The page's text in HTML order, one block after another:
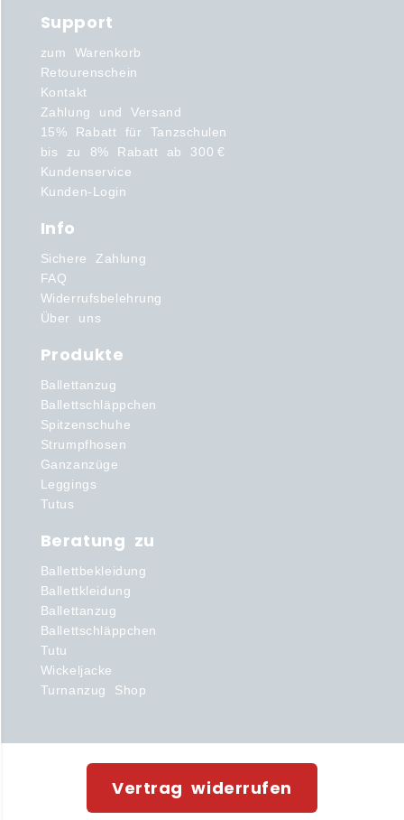
Support
zum Warenkorb
Retourenschein
Kontakt
Zahlung und Versand
15% Rabatt für Tanzschulen
bis zu 8% Rabatt ab 300 €
Kundenservice
Kunden-Login
Info
Sichere Zahlung
FAQ
Widerrufsbelehrung
Über uns
Produkte
Ballettanzug
Ballettschläppchen
Spitzenschuhe
Strumpfhosen
Ganzanzüge
Leggings
Tutus
Beratung zu
Ballettbekleidung
Ballettkleidung
Ballettanzug
Ballettschläppchen
Tutu
Wickeljacke
Turnanzug Shop
Vertrag widerrufen